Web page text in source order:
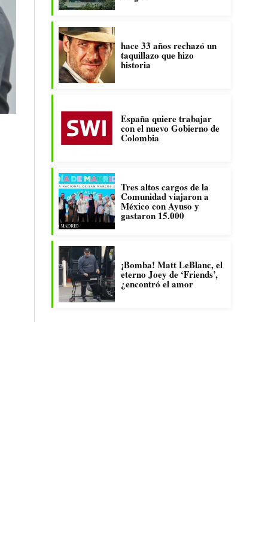
hace 33 años rechazó un
taquillazo que hizo
historia
España quiere trabajar
con el nuevo Gobierno de
Colombia
Tres altos cargos de la
Comunidad viajaron a
México con Ayuso y
gastaron 15.000
¡Bomba! Matt LeBlanc, el
eterno Joey de ‘Friends’,
¿encontró el amor